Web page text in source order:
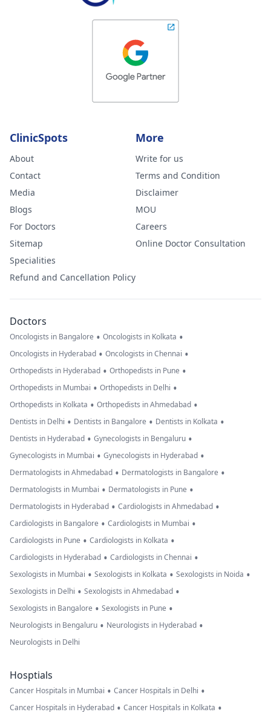
ClinicSpots
About
Contact
Media
Blogs
For Doctors
Sitemap
Specialities
Refund and Cancellation Policy
More
Write for us
Terms and Condition
Disclaimer
MOU
Careers
Online Doctor Consultation
Doctors
Oncologists in Bangalore • Oncologists in Kolkata •
Oncologists in Hyderabad • Oncologists in Chennai •
Orthopedists in Hyderabad • Orthopedists in Pune •
Orthopedists in Mumbai • Orthopedists in Delhi •
Orthopedists in Kolkata • Orthopedists in Ahmedabad •
Dentists in Delhi • Dentists in Bangalore • Dentists in Kolkata •
Dentists in Hyderabad • Gynecologists in Bengaluru •
Gynecologists in Mumbai • Gynecologists in Hyderabad •
Dermatologists in Ahmedabad • Dermatologists in Bangalore •
Dermatologists in Mumbai • Dermatologists in Pune •
Dermatologists in Hyderabad • Cardiologists in Ahmedabad •
Cardiologists in Bangalore • Cardiologists in Mumbai •
Cardiologists in Pune • Cardiologists in Kolkata •
Cardiologists in Hyderabad • Cardiologists in Chennai •
Sexologists in Mumbai • Sexologists in Kolkata • Sexologists in Noida •
Sexologists in Delhi • Sexologists in Ahmedabad •
Sexologists in Bangalore • Sexologists in Pune •
Neurologists in Bengaluru • Neurologists in Hyderabad •
Neurologists in Delhi
Hosptials
Cancer Hospitals in Mumbai • Cancer Hospitals in Delhi •
Cancer Hospitals in Hyderabad • Cancer Hospitals in Kolkata •